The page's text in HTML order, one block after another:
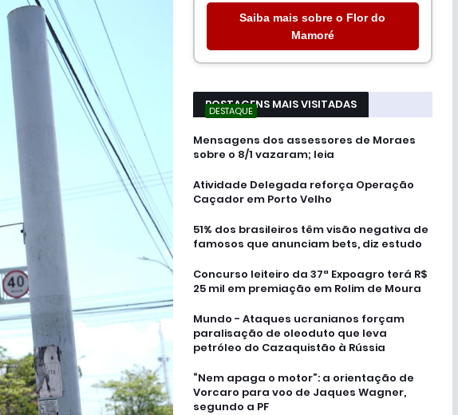
Saiba mais sobre o Flor do
Mamoré
POSTAGENS MAIS VISITADAS
DESTAQUE
Mensagens dos assessores de Moraes
sobre o 8/1 vazaram; leia
Atividade Delegada reforça Operação
Caçador em Porto Velho
51% dos brasileiros têm visão negativa de
famosos que anunciam bets, diz estudo
Concurso leiteiro da 37ª Expoagro terá R$
25 mil em premiação em Rolim de Moura
Mundo - Ataques ucranianos forçam
paralisação de oleoduto que leva
petróleo do Cazaquistão à Rússia
“Nem apaga o motor”: a orientação de
Vorcaro para voo de Jaques Wagner,
segundo a PF